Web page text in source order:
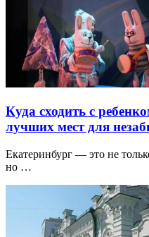
Куда сходить с
лучших мест для
Екатеринбург — это не
но …